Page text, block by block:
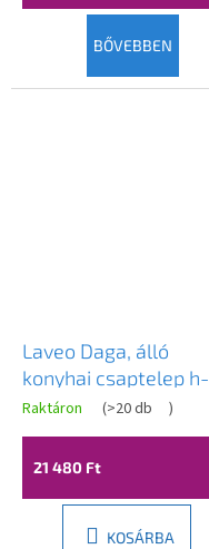
BŐVEBBEN
Laveo Daga, álló
konyhai csaptelep h-
164, bézs, LAV-
BLG_469D
Raktáron (>20 db )
21 480 Ft
KOSÁRBA